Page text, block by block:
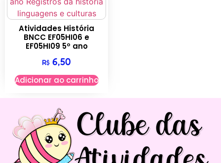
Atividades História
BNCC EF05HI06 e
EF05HI09 5º ano
R$ 6,50
Adicionar ao carrinho